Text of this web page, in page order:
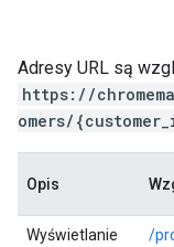
Adresy URL są
https://
omers/
Opis
Wyświetlanie
/